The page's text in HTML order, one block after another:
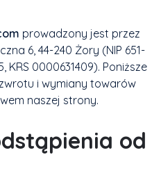
prowadzony jest przez
6, 44-240 Żory (NIP 651-
KRS 0000631409). Poniższe
i wymiany towarów
naszej strony.
od